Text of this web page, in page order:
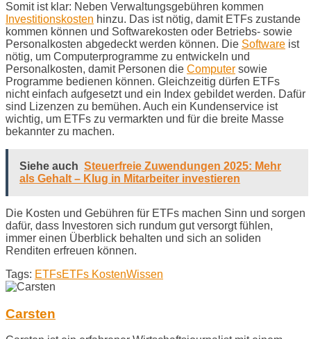
Somit ist klar: Neben Verwaltungsgebühren kommen
Investitionskosten hinzu. Das ist nötig, damit ETFs zustande
kommen können und Softwarekosten oder Betriebs- sowie
Personalkosten abgedeckt werden können. Die Software ist
nötig, um Computerprogramme zu entwickeln und
Personalkosten, damit Personen die Computer sowie
Programme bedienen können. Gleichzeitig dürfen ETFs
nicht einfach aufgesetzt und ein Index gebildet werden. Dafür
sind Lizenzen zu bemühen. Auch ein Kundenservice ist
wichtig, um ETFs zu vermarkten und für die breite Masse
bekannter zu machen.
Siehe auch Steuerfreie Zuwendungen 2025: Mehr
als Gehalt – Klug in Mitarbeiter investieren
Die Kosten und Gebühren für ETFs machen Sinn und sorgen
dafür, dass Investoren sich rundum gut versorgt fühlen,
immer einen Überblick behalten und sich an soliden
Renditen erfreuen können.
Tags: ETFsETFs KostenWissen
Carsten